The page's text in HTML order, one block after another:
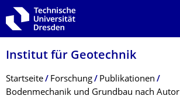
Zur Hauptnavigation springen
Zur Suche springen
Zum Inhalt springen
Institut für Geotechnik
Breadcrumb-Menü
Startseite Forschung
Publikationen
Bodenmechanik und Grundbau nach Autor